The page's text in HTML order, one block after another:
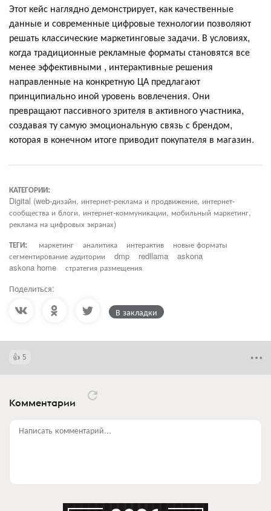
Этот кейс наглядно демонстрирует, как качественные
данные и современные цифровые технологии позволяют
решать классические маркетинговые задачи. В условиях,
когда традиционные рекламные форматы становятся все
менее эффективными , интерактивные решения
направленные на конкретную ЦА предлагают
принципиально иной уровень вовлечения. Они
превращают пассивного зрителя в активного участника,
создавая ту самую эмоциональную связь с брендом,
которая в конечном итоге приводит покупателя в магазин.
КАТЕГОРИИ:
Digital (web-дизайн, интернет-реклама и продвижение, интернет-
сообщества и блоги, интернет-коммуникации, мобильный маркетинг,
реклама на цифровых экранах)
ТЕГИ:
маркетинг аналитика интерактив
новые форматы
сегментирование аудитории
dmp redllama
askona
askona home
стратегия размещения
Поделиться:
В закладки
5
Комментарии
Написать комментарий...